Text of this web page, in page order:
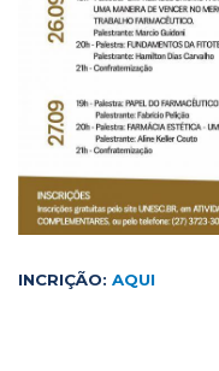
INCRIÇÃO: AQUI